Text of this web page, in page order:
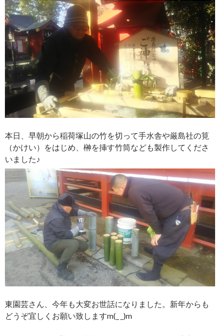
本日、早朝から稲荷塚山の竹を切って手水舎や厳島社の筧
（かけい）をはじめ、榊を挿す竹筒なども製作してくださ
いました♪
東園芸さん、今年も大変お世話になりました。新年からも
どうぞ宜しくお願い致しますm(_ _)m